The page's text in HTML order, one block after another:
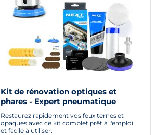
Kit de rénovation optiques et
phares - Expert pneumatique
Restaurez rapidement vos feux ternes et
opaques avec ce kit complet prêt à l'emploi
et facile à utiliser.